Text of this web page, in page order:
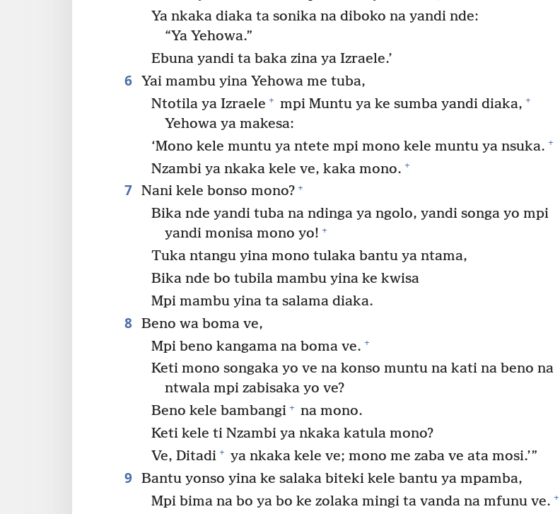
Ya nkaka diaka ta sonika na diboko na yandi nde:
“Ya Yehowa.”
Ebuna yandi ta baka zina ya Izraele.’
6 Yai mambu yina Yehowa me tuba,
Ntotila ya Izraele + mpi Muntu ya ke sumba yandi diaka, +
Yehowa ya makesa:
‘Mono kele muntu ya ntete mpi mono kele muntu ya nsuka. +
Nzambi ya nkaka kele ve, kaka mono. +
7 Nani kele bonso mono? +
Bika nde yandi tuba na ndinga ya ngolo, yandi songa yo mpi
yandi monisa mono yo! +
Tuka ntangu yina mono tulaka bantu ya ntama,
Bika nde bo tubila mambu yina ke kwisa
Mpi mambu yina ta salama diaka.
8 Beno wa boma ve,
Mpi beno kangama na boma ve. +
Keti mono songaka yo ve na konso muntu na kati na beno na
ntwala mpi zabisaka yo ve?
Beno kele bambangi + na mono.
Keti kele ti Nzambi ya nkaka katula mono?
Ve, Ditadi + ya nkaka kele ve; mono me zaba ve ata mosi.’”
9 Bantu yonso yina ke salaka biteki kele bantu ya mpamba,
Mpi bima na bo ya bo ke zolaka mingi ta vanda na mfunu ve. +